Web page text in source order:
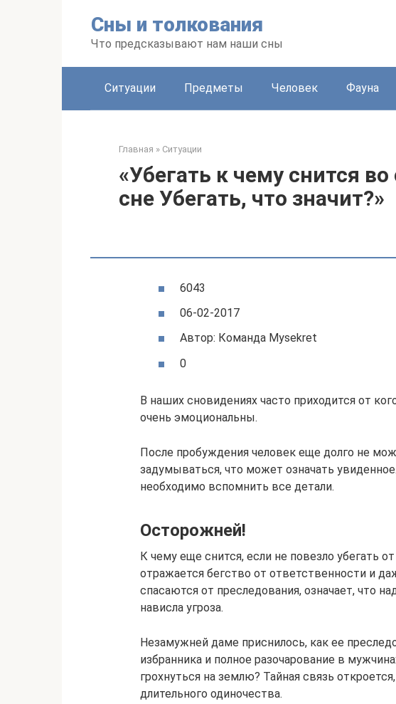
Сны и толкования
Что предсказывают нам наши сны
Ситуации Предметы Человек Фауна
Главная » Ситуации
«Убегать к чему снится
сне Убегать, что значит?»
6043
06-02-2017
Автор: Команда Mysekret
0
В наших сновидениях часто приходится от
очень эмоциональны.
После пробуждения человек еще долго не
задумываться, что может означать
необходимо вспомнить все детали.
Осторожней!
К чему еще снится, если не повезло убегать
отражается бегство от ответственности и
спасаются от преследования, означает, что
нависла угроза.
Незамужней даме приснилось, как ее
избранника и полное разочарование в
грохнуться на землю? Тайная связь
длительного одиночества.